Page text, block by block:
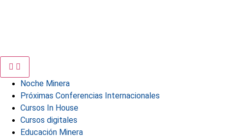
Noche Minera
Próximas Conferencias Internacionales
Cursos In House
Cursos digitales
Educación Minera